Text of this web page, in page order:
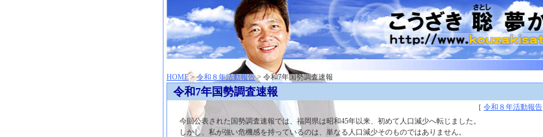
HOME>令和８年活動報告> 令和7年国勢調査速報
令和7年国勢調査速報
［ 令和８年活動報告
今回公表された国勢調査速報では、福岡県は昭和45年以来、初めて人口減少へ転じました。
しかし、私が強い危機感を持っているのは、単なる人口減少そのものではありません。